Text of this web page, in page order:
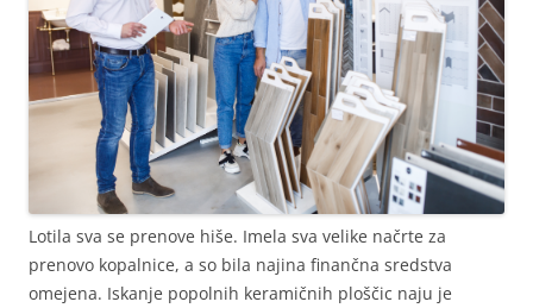
Lotila sva se prenove hiše. Imela sva velike načrte za
prenovo kopalnice, a so bila najina finančna sredstva
omejena. Iskanje popolnih keramičnih ploščic naju je